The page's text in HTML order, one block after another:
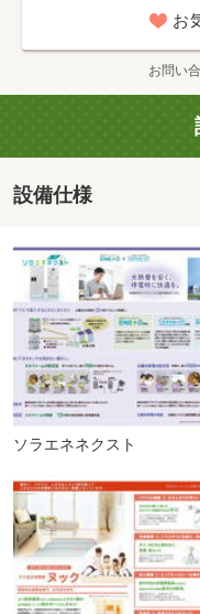
セブンイレブン千本中２
・まだ建物が完成して
------------------------
お忙しい方や電話が苦
ます。
●ご見学の際には3つの
１）サクッと現地見学
お忙しいお客様向けで
物件のご案内（主に間
２）じっくり見学コー
物件の雰囲気だけでは
たいお客様向けです。
間取りに加え、気にな
ます。
お
お問い
設備仕様
ソラエネネクスト